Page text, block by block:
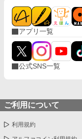
アプリ一覧
公式SNS一覧
ご利用について
利用規約